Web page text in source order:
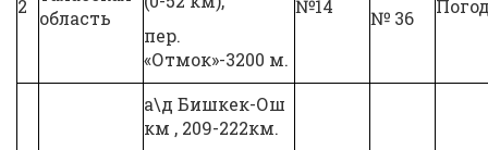
2
область
пер.
«Отмок»-3200 м.
№14
№ 36
а\д Бишкек-Ош
км , 209-222км.